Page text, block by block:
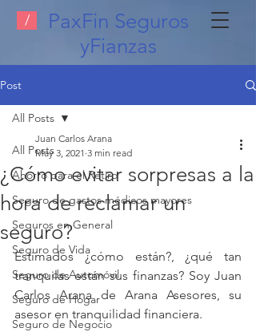
/
PaxFin Seguros
yFianzas
Post
All Posts
Ahorro para el Retiro
Seguro de gastos médicos mayores
Seguros en General
Seguro de Vida
Seguro de Automóvil
Seguro de Hogar
Seguro de Negocio
All Posts
¿Cómo evitar sorpresas a la
hora de reclamar un
seguro?
Juan Carlos Arana
May 3, 2021 3 min read
Estimados ¿cómo están?, ¿qué tan
tranquilas están sus finanzas? Soy Juan
Carlos Arana de Arana Asesores, su
asesor en tranquilidad financiera.